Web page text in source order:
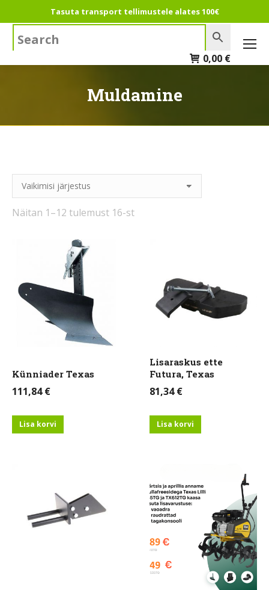
Tasuta transport tellimustele alates 100€
0,00 €
Muldamine
Näitan 1–12 tulemust 16-st
Künniader Texas
111,84€
Lisa korvi
Lisaraskus ette
Futura, Texas
81,34€
Lisa korvi